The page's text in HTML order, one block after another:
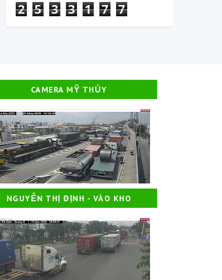
2 5 3 3 1 7 7
CAMERA MỸ THỦY
NGUYỄN THỊ ĐỊNH - VÀO KHO